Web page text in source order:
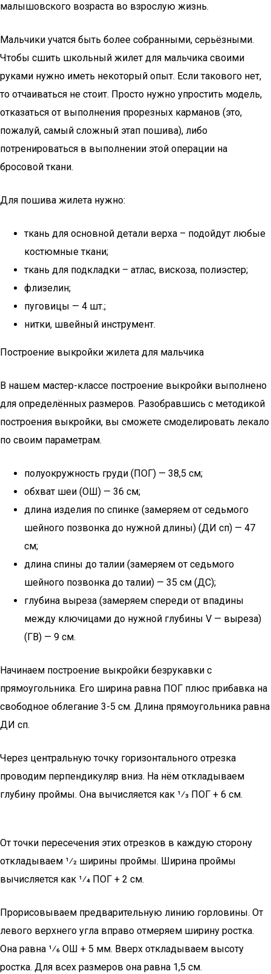
малышовского возраста во взрослую жизнь.
Мальчики учатся быть более собранными, серьёзными.
Чтобы сшить школьный жилет для мальчика своими
руками нужно иметь некоторый опыт. Если такового нет,
то отчаиваться не стоит. Просто нужно упростить модель,
отказаться от выполнения прорезных карманов (это,
пожалуй, самый сложный этап пошива), либо
потренироваться в выполнении этой операции на
бросовой ткани.
Для пошива жилета нужно:
ткань для основной детали верха – подойдут любые
костюмные ткани;
ткань для подкладки – атлас, вискоза, полиэстер;
флизелин;
пуговицы — 4 шт.;
нитки, швейный инструмент.
Построение выкройки жилета для мальчика
В нашем мастер-классе построение выкройки выполнено
для определённых размеров. Разобравшись с методикой
построения выкройки, вы сможете смоделировать лекало
по своим параметрам.
полуокружность груди (ПОГ) — 38,5 см;
обхват шеи (ОШ) — 36 см;
длина изделия по спинке (замеряем от седьмого
шейного позвонка до нужной длины) (ДИ сп) — 47
см;
длина спины до талии (замеряем от седьмого
шейного позвонка до талии) — 35 см (ДС);
глубина выреза (замеряем спереди от впадины
между ключицами до нужной глубины V — выреза)
(ГВ) — 9 см.
Начинаем построение выкройки безрукавки с
прямоугольника. Его ширина равна ПОГ плюс прибавка на
свободное облегание 3-5 см. Длина прямоугольника равна
ДИ сп.
Через центральную точку горизонтального отрезка
проводим перпендикуляр вниз. На нём откладываем
глубину проймы. Она вычисляется как 1⁄3 ПОГ + 6 см.
От точки пересечения этих отрезков в каждую сторону
откладываем 1⁄2 ширины проймы. Ширина проймы
вычисляется как 1⁄4 ПОГ + 2 см.
Прорисовываем предварительную линию горловины. От
левого верхнего угла вправо отмеряем ширину ростка.
Она равна 1⁄6 ОШ + 5 мм. Вверх откладываем высоту
ростка. Для всех размеров она равна 1,5 см.